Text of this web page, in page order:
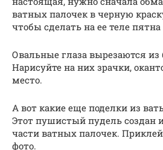
ватных палочек в черную
чтобы сделать на ее теле пятна
Овальные глаза вырезаются из
Нарисуйте на них зрачки,
место.
А вот какие еще поделки из
Этот пушистый пудель создан
части ватных палочек.
фото.